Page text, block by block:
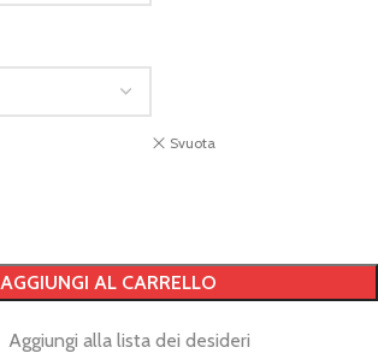
Svuota
AGGIUNGI AL CARRELLO
Aggiungi alla lista dei desideri